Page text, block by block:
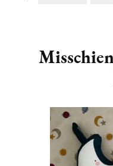
Navigation